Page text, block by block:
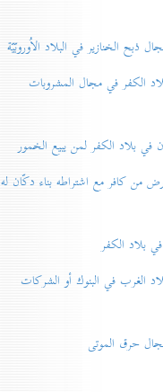
الخنازير في البلاد الاُوروبّيّة
في مجال المشروبات
بلاد الكفر لمن يبيع الخمور
كافر مع اشتراطه بناء دكّان له
الكفر
في البنوك أو الشركات
حرق الموتی